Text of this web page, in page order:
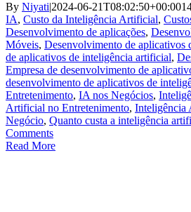
By Niyati|2024-06-21T08:02:50+00:00
IA, Custo da Inteligência Artificial,
Desenvolvimento de aplicações,
Móveis, Desenvolvimento de aplicativos
de aplicativos de inteligência artificial,
Empresa de desenvolvimento de
desenvolvimento de aplicativos de
Entretenimento, IA nos Negócios,
Artificial no Entretenimento, Inteligência
Negócio, Quanto custa a inteligência
Comments
Read More